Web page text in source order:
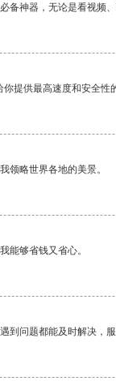
备神器，无论是看视频
提供最高速度和安全性
领略世界各地的美景。
能够省钱又省心。
到问题都能及时解决，服